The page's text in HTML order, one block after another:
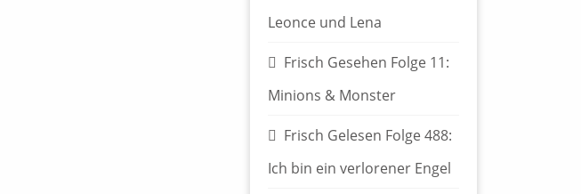
Leonce und Lena
Frisch Gesehen Folge 11:
Minions & Monster
Frisch Gelesen Folge 488:
Ich bin ein verlorener Engel